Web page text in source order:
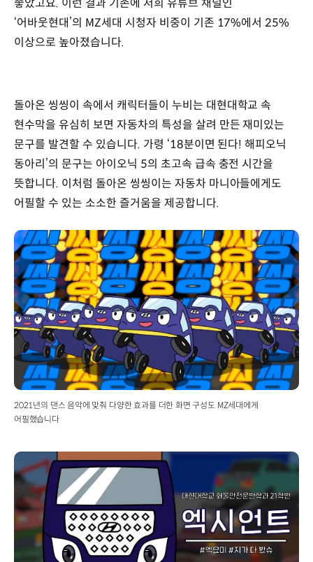
좋았고요. 이런 결과 기존에 저희 유튜브 채널인
‘어바웃현대’의 MZ세대 시청자 비중이 기존 17%에서 25%
이상으로 높아졌습니다.
돌아온 씽씽이 속에서 캐릭터들이 누비는 대현대학교 속
현수막을 유심히 보면 자동차의 특성을 살려 만든 재미있는
문구를 발견할 수 있습니다. 가령 ‘18분이면 된다! 해피오닉
동아리’의 문구는 아이오닉 5의 초고속 급속 충전 시간을
뜻합니다. 이처럼 돌아온 씽씽이는 자동차 마니아들에게도
어필할 수 있는 소소한 즐거움을 제공합니다.
2021년의 댄스 음악에 맞춰 다양한 효과를 더한 화면 구성도 MZ세대에게
어필했습니다